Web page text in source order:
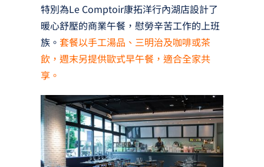
特別為Le Comptoir康拓洋行內湖店設計了
暖心舒壓的商業午餐，慰勞辛苦工作的上班
族。 套餐以手工湯品、三明治及咖啡或茶
飲，週末另提供歐式早午餐，適合全家共
享。